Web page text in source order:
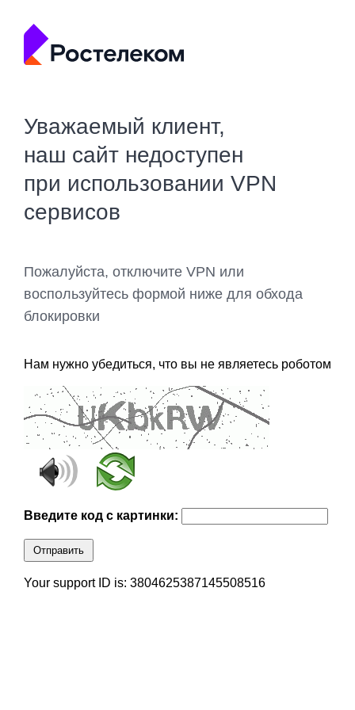
Уважаемый клиент,
наш сайт недоступен
при использовании VPN
сервисов
Пожалуйста, отключите VPN или
воспользуйтесь формой ниже для обхода
блокировки
Нам нужно убедиться, что вы не являетесь роботом
Введите код с картинки:
Отправить
Your support ID is: 3804625387145508516